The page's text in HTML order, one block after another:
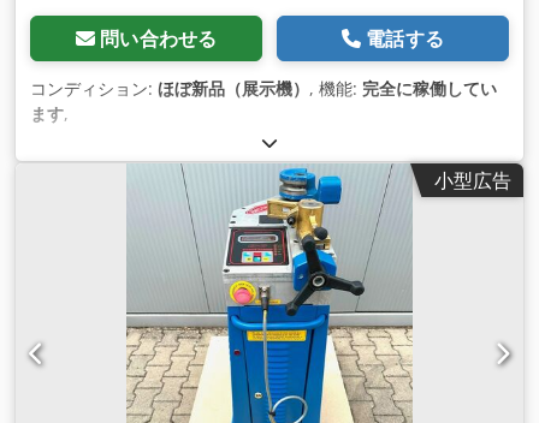
問い合わせる 電話する
コンディション: ほぼ新品（展示機） , 機能: 完全に稼働してい
ます,
小型広告